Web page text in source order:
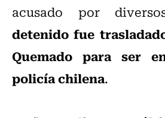
acusado por
detenido fue
Quemado para ser
policía chilena.